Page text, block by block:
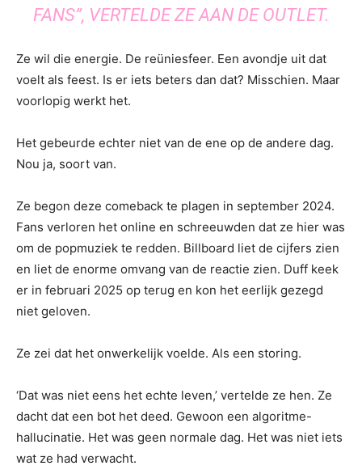
FANS”, VERTELDE ZE AAN DE OUTLET.
Ze wil die energie. De reüniesfeer. Een avondje uit dat
voelt als feest. Is er iets beters dan dat? Misschien. Maar
voorlopig werkt het.
Het gebeurde echter niet van de ene op de andere dag.
Nou ja, soort van.
Ze begon deze comeback te plagen in september 2024.
Fans verloren het online en schreeuwden dat ze hier was
om de popmuziek te redden. Billboard liet de cijfers zien
en liet de enorme omvang van de reactie zien. Duff keek
er in februari 2025 op terug en kon het eerlijk gezegd
niet geloven.
Ze zei dat het onwerkelijk voelde. Als een storing.
‘Dat was niet eens het echte leven,’ vertelde ze hen. Ze
dacht dat een bot het deed. Gewoon een algoritme-
hallucinatie. Het was geen normale dag. Het was niet iets
wat ze had verwacht.